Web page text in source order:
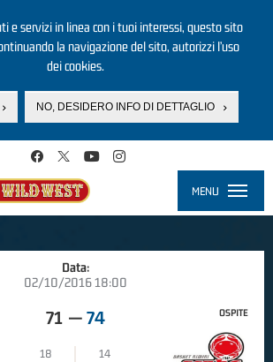
e servizi in linea con i tuoi interessi, questo sito
la navigazione del sito, autorizzi l’uso
dei cookies.
NO, DESIDERO INFO DI DETTAGLIO
MENU
Data:
02/10/2016 18:00
71 — 74
18
14
OSPITE